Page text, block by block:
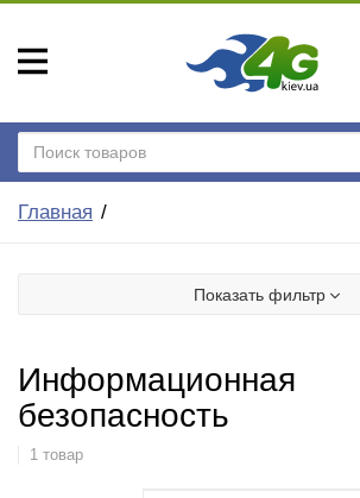
Главная
Показать фильтр
Информационная
безопасность
1 товар